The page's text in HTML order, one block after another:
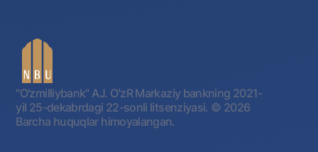
"O'zmilliybank" AJ. OʻzR Markaziy bankning 2021-
yil 25-dekabrdagi 22-sonli litsenziyasi. © 2026
Barcha huquqlar himoyalangan.